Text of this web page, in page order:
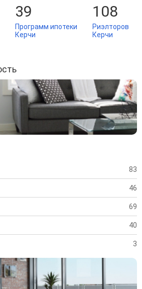
39
Программ ипотеки
Керчи
108
Риэлторов
Керчи
83
46
69
40
3